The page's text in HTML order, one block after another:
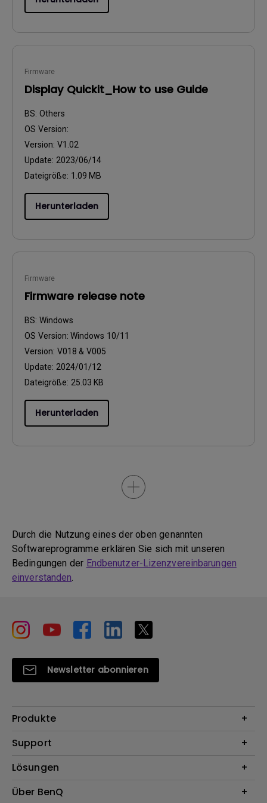
Firmware
Display Quickit_How to use Guide
BS: Others
OS Version:
Version: V1.02
Update: 2023/06/14
Dateigröße: 1.09 MB
Herunterladen
Firmware
Firmware release note
BS: Windows
OS Version: Windows 10/11
Version: V018 & V005
Update: 2024/01/12
Dateigröße: 25.03 KB
Herunterladen
Durch die Nutzung eines der oben genannten
Softwareprogramme erklären Sie sich mit unseren
Bedingungen der Endbenutzer-Lizenzvereinbarungen
einverstanden.
Newsletter abonnieren
Produkte
Beamer
Lampen
Webcams
Support
Kontakt
Reparaturservice
Lösungen
Für Unternehmen
Über BenQ